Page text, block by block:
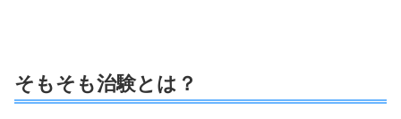
そもそも治験とは？